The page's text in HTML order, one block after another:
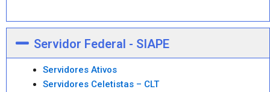
Servidor Federal - SIAPE
Servidores Ativos
Servidores Celetistas – CLT